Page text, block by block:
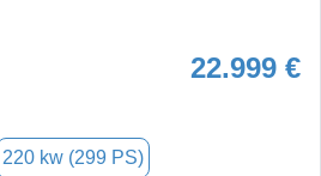
22.999 €
220 kw (299 PS)